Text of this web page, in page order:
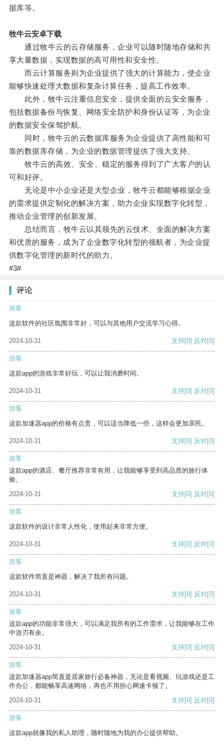
据库等。
牧牛云安卓下载
通过牧牛云的云存储服务，企业可以随时随地存储和共
享大量数据，实现数据的高可用性和安全性。
而云计算服务则为企业提供了强大的计算能力，使企业
能够快速处理大数据和复杂计算任务，提高工作效率。
此外，牧牛云注重信息安全，提供全面的云安全服务，
包括数据备份与恢复、网络安全防护和身份认证等，为企业
的数据安全保驾护航。
同时，牧牛云的云数据库服务为企业提供了高性能和可
靠的数据库存储，为企业的数据管理提供了强大支持。
牧牛云的高效、安全、稳定的服务得到了广大客户的认
可和好评。
无论是中小企业还是大型企业，牧牛云都能够根据企业
的需求提供定制化的解决方案，助力企业实现数字化转型，
推动企业管理的创新发展。
总结而言，牧牛云以其领先的云技术、全面的解决方案
和优质的服务，成为了企业数字化转型的领航者，为企业提
供数字化管理的新时代的助力。
#3#
评论
游客
这款软件的社区氛围非常好，可以与其他用户交流学习心得。
2024-10-31 支持[0] 反对[0]
游客
这款app的游戏非常好玩，可以让我消磨时间。
2024-10-31 支持[0] 反对[0]
游客
这款加速器app的价格有点贵，可以适当降低一些，这样会更加亲民。
2024-10-31 支持[0] 反对[0]
游客
这款app的酒店、餐厅推荐非常有用，让我能够享受到高品质的旅行体
验。
2024-10-31
支持[0] 反对[0]
游客
这款软件的设计非常人性化，使用起来非常方便。
2024-10-31 支持[0] 反对[0]
游客
这款软件简直是神器，解决了我所有问题。
2024-10-31 支持[0] 反对[0]
游客
这款app的功能非常强大，可以满足我所有的工作需求，让我能够在工作
中游刃有余。
2024-10-31
支持[0] 反对[0]
游客
这款加速器app简直是居家旅行必备神器，无论是看视频、玩游戏还是工
作办公，都能畅享高速网络，再也不用担心网速卡顿了。
2024-10-31
支持[0] 反对[0]
游客
这款app就像我的私人助理，随时随地为我的办公提供帮助。